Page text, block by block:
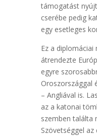
támogatást
cserébe pedig
egy esetleges
Ez a
átrendezte
egyre
Oroszországgal
– Angliával is.
az a katonai
szemben találta
Szövetséggel az